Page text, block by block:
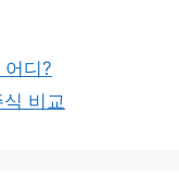
디?
비교